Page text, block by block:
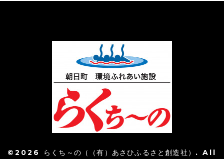
©2026 らくち～の（（有）あさひふるさと創造社） . All